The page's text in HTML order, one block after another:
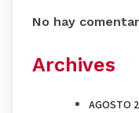
No hay
Archives
AGOSTO